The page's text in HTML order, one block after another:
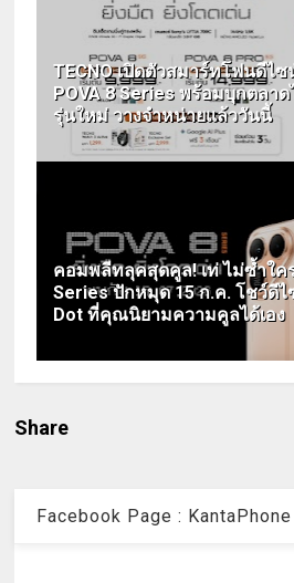
TECNO เปิดตัวสมาร์ทโฟนดีไซ
POVA 8 Series พร้อมบุกตลา
รุ่นใหม่ วางจำหน่ายแล้ววันนี้
คอมพลีทลุคสุดคูล! เท่ ไม่ซ้ำใคร
Series ปักหมุด 15 ก.ค. โชว์ดีไ
Dot ที่คุณนิยามความคูลได้เอง
Share
Facebook Page : KantaPhone